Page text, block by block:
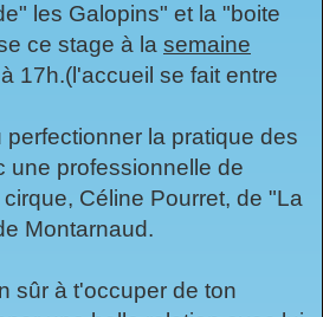
les Galopins" et la "boite
ce stage à la semaine
17h.(l'accueil se fait entre
la pratique des
une professionnelle de
Céline Pourret, de "La
Montarnaud.
sûr à t'occuper de ton